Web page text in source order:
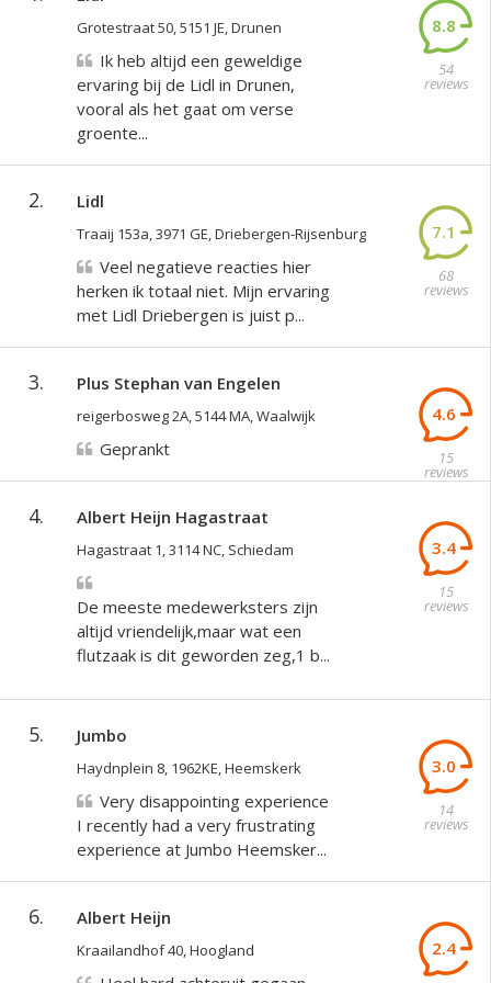
Grotestraat 50, 5151 JE, Drunen 8.8
54
reviews
Ik heb altijd een geweldige
ervaring bij de Lidl in Drunen,
vooral als het gaat om verse
groente...
2. Lidl
Traaij 153a, 3971 GE, Driebergen-Rijsenburg 7.1
68
reviews
Veel negatieve reacties hier
herken ik totaal niet. Mijn ervaring
met Lidl Driebergen is juist p...
3. Plus Stephan van Engelen
reigerbosweg 2A, 5144 MA, Waalwijk 4.6
15
reviews
Geprankt
4. Albert Heijn Hagastraat
Hagastraat 1, 3114 NC, Schiedam 3.4
15
reviews
De meeste medewerksters zijn
altijd vriendelijk,maar wat een
flutzaak is dit geworden zeg,1 b...
5. Jumbo
Haydnplein 8, 1962KE, Heemskerk 3.0
14
reviews
Very disappointing experience
I recently had a very frustrating
experience at Jumbo Heemsker...
6. Albert Heijn
Kraailandhof 40, Hoogland 2.4